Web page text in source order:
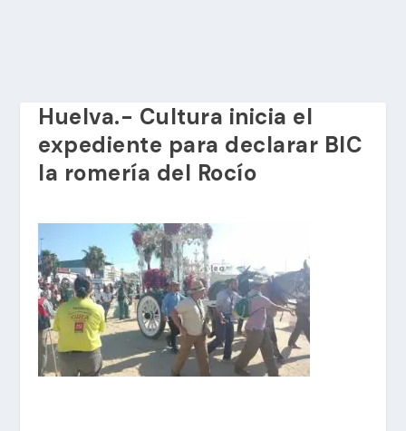
Huelva.- Cultura inicia el
expediente para declarar BIC
la romería del Rocío